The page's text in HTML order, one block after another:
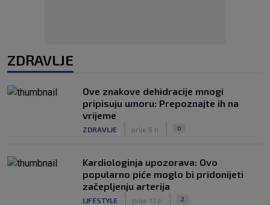
ZDRAVLJE
Ove znakove dehidracije mnogi
pripisuju umoru: Prepoznajte ih na
vrijeme
ZDRAVLJE prije 6 h 0
Kardiologinja upozorava: Ovo
popularno piće moglo bi pridonijeti
začepljenju arterija
LIFESTYLE prije 13 h 2